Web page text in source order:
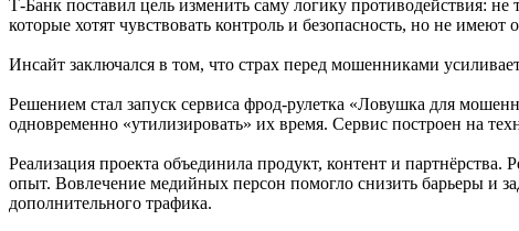
Т-Банк поставил цель изменить саму логику противодействия:
которые хотят чувствовать контроль и безопасность, но не
Инсайт заключался в том, что страх перед мошенниками
Решением стал запуск сервиса фрод-рулетка «Ловушка для
одновременно «утилизировать» их время. Сервис построен на
Реализация проекта объединила продукт, контент и
опыт. Вовлечение медийных персон помогло снизить барьеры и
дополнительного трафика.